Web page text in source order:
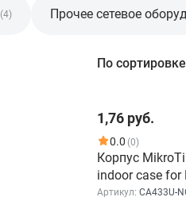
(4) Прочее сетевое
По сортировке
1,76 руб.
0.0 (0)
Корпус
indoor case for
отсутствует
Артикул: CA433U-